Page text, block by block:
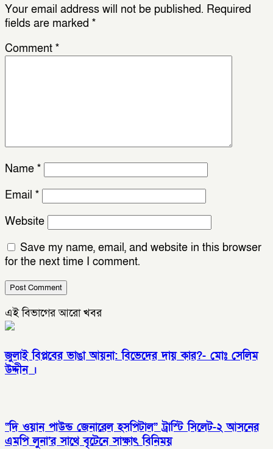
Your email address will not be published. Required
fields are marked *
Comment *
Name *
Email *
Website
Save my name, email, and website in this browser
for the next time I comment.
এই বিভাগের আরো খবর
জুলাই বিপ্লবের ভাঙা আয়না: বিভেদের দায় কার?- মোঃ সেলিম
উদ্দীন ।
“দি ওয়ান পাউন্ড জেনারেল হসপিটাল” ট্রাস্টি সিলেট-২ আসনের
এমপি লুনা’র সা‌থে বৃটেনে সাক্ষাৎ বিনিময়